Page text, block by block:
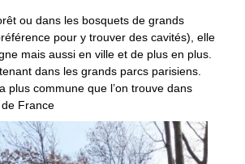
ou dans les bosquets de grands
pour y trouver des cavités), elle
mais aussi en ville et de plus en plus.
dans les grands parcs parisiens.
plus commune que l’on trouve dans
France